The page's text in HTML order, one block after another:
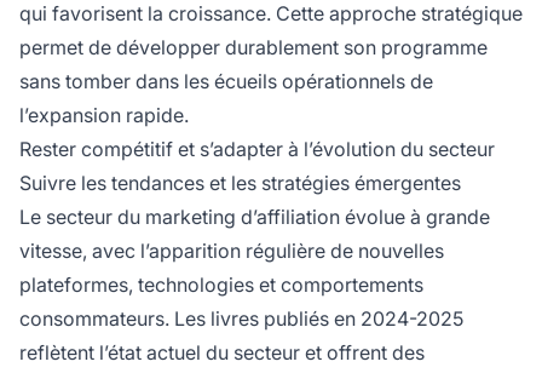
qui favorisent la croissance. Cette approche stratégique
permet de développer durablement son programme
sans tomber dans les écueils opérationnels de
l’expansion rapide.
Rester compétitif et s’adapter à l’évolution du secteur
Suivre les tendances et les stratégies émergentes
Le secteur du marketing d’affiliation évolue à grande
vitesse, avec l’apparition régulière de nouvelles
plateformes, technologies et comportements
consommateurs. Les livres publiés en 2024-2025
reflètent l’état actuel du secteur et offrent des